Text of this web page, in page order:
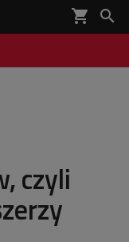
shopping_cart 

czyli